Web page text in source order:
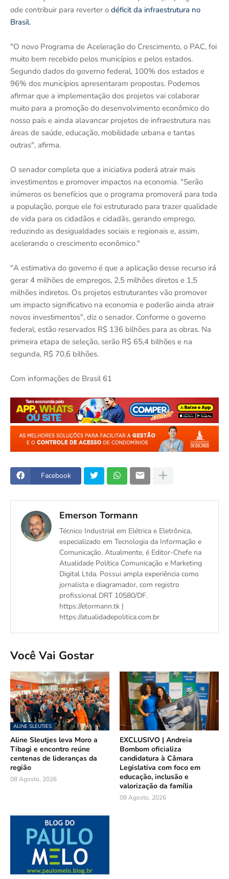
ode contribuir para reverter o déficit da infraestrutura no
Brasil.
"O novo Programa de Aceleração do Crescimento, o PAC, foi
muito bem recebido pelos municípios e pelos estados.
Segundo dados do governo federal, 100% dos estados e
96% dos municípios apresentaram propostas. Podemos
afirmar que a implementação dos projetos vai colaborar
muito para a promoção do desenvolvimento econômico do
nosso país e ainda alavancar projetos de infraestrutura nas
áreas de saúde, educação, mobilidade urbana e tantas
outras", afirma.
O senador completa que a iniciativa poderá atrair mais
investimentos e promover impactos na economia. "Serão
inúmeros os benefícios que o programa promoverá para toda
a população, porque ele foi estruturado para trazer qualidade
de vida para os cidadãos e cidadãs, gerando emprego,
reduzindo as desigualdades sociais e regionais e, assim,
acelerando o crescimento econômico."
"A estimativa do governo é que a aplicação desse recurso irá
gerar 4 milhões de empregos, 2,5 milhões diretos e 1,5
milhões indiretos. Os projetos estruturantes vão promover
um impacto significativo na economia e poderão ainda atrair
novos investimentos", diz o senador. Conforme o governo
federal, estão reservados R$ 136 bilhões para as obras. Na
primeira etapa de seleção, serão R$ 65,4 bilhões e na
segunda, R$ 70,6 bilhões.
Com informações de Brasil 61
Facebook
Emerson Tormann
Técnico Industrial em Elétrica e Eletrônica,
especializado em Tecnologia da Informação e
Comunicação. Atualmente, é Editor-Chefe na
Atualidade Política Comunicação e Marketing
Digital Ltda. Possui ampla experiência como
jornalista e diagramador, com registro
profissional DRT 10580/DF.
https://etormann.tk |
https://atualidadepolitica.com.br
Você Vai Gostar
ALINE SLEUTJES
Aline Sleutjes leva Moro a
Tibagi e encontro reúne
centenas de lideranças da
região
08 Agosto, 2026
EXCLUSIVO | Andreia
Bombom oficializa
candidatura à Câmara
Legislativa com foco em
educação, inclusão e
valorização da família
08 Agosto, 2026